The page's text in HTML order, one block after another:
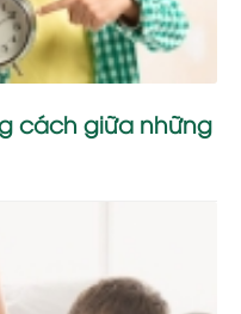
cách giữa những